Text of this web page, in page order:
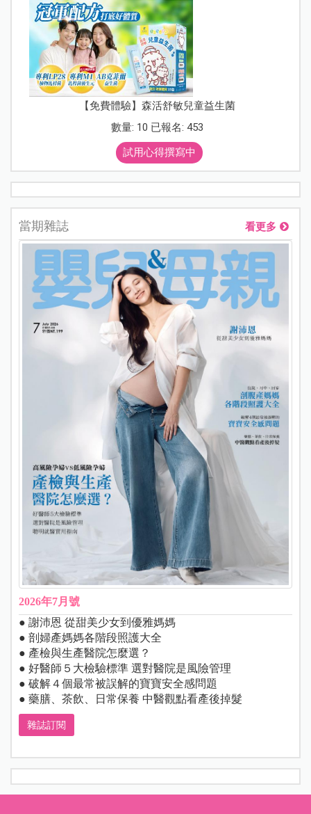
【免費體驗】森活舒敏兒童益生菌
數量: 10 已報名: 453
試用心得撰寫中
當期雜誌 看更多
2026年7月號
● 謝沛恩 從甜美少女到優雅媽媽
● 剖婦產媽媽各階段照護大全
● 產檢與生產醫院怎麼選？
● 好醫師５大檢驗標準 選對醫院是風險管理
● 破解４個最常被誤解的寶寶安全感問題
● 藥膳、茶飲、日常保養 中醫觀點看產後掉髮
雜誌訂閱